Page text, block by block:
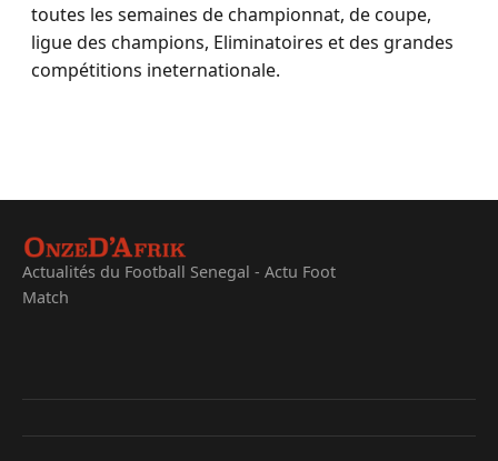
toutes les semaines de championnat, de coupe,
ligue des champions, Eliminatoires et des grandes
compétitions ineternationale.
Actualités du Football Senegal - Actu Foot
Match